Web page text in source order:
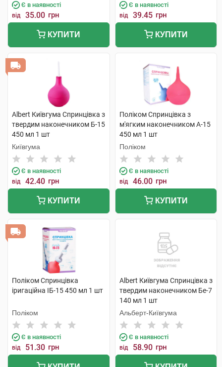
Є в наявності
від 35.00 грн
КУПИТИ
Є в наявності
від 39.45 грн
КУПИТИ
Albert Київгума Спринцівка з
твердим наконечником Б-15
450 мл 1 шт
Київгума
Є в наявності
від 42.40 грн
КУПИТИ
Поліком Спринцівка з
м'ягким наконечником А-15
450 мл 1 шт
Поліком
Є в наявності
від 46.00 грн
КУПИТИ
Поліком Спринцівка
іригаційна ІБ-15 450 мл 1 шт
Поліком
Є в наявності
від 51.30 грн
Albert Київгума Спринцівка з
твердим наконечником Бе-7
140 мл 1 шт
Альберт-Київгума
Є в наявності
від 58.90 грн